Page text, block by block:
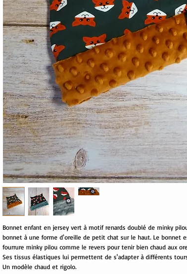
Bonnet enfant en jersey vert à motif renards doublé de minky
bonnet à une forme d'oreille de petit chat sur le haut. Le bonnet
fourrure minky pilou comme le revers pour tenir bien chaud aux
Ses tissus élastiques lui permettent de s'adapter à différents
Un modèle chaud et rigolo.